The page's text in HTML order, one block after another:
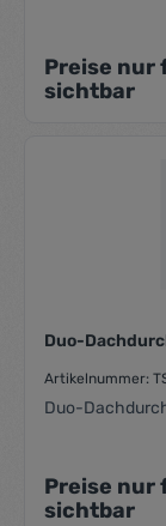
Preise nur
sichtbar
Duo-
Artikelnummer:
Duo-
Preise nur
sichtbar